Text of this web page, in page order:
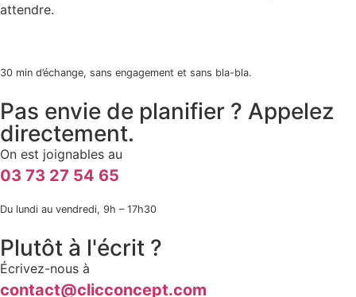
attendre.
30 min d’échange, sans engagement et sans bla-bla.
Pas envie de planifier ? Appelez
directement.
On est joignables au
03 73 27 54 65
Du lundi au vendredi, 9h – 17h30
Plutôt à l'écrit ?
Écrivez-nous à
contact@clicconcept.com